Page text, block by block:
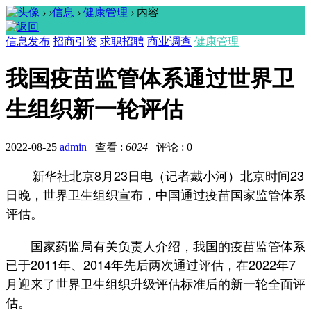
› ›信息 › 健康管理 › 内容
信息发布 招商引资 求职招聘 商业调查 健康管理
我国疫苗监管体系通过世界卫
生组织新一轮评估
2022-08-25 admin 查看 : 6024 评论 : 0
新华社北京8月23日电（记者戴小河）北京时间23
日晚，世界卫生组织宣布，中国通过疫苗国家监管体系
评估。
国家药监局有关负责人介绍，我国的疫苗监管体系
已于2011年、2014年先后两次通过评估，在2022年7
月迎来了世界卫生组织升级评估标准后的新一轮全面评
估。